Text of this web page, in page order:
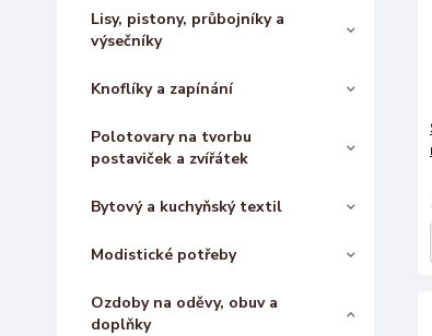
Lisy, pistony, průbojníky a
výsečníky
Knoflíky a zapínání
Polotovary na tvorbu
postaviček a zvířátek
Bytový a kuchyňský textil
Modistické potřeby
Ozdoby na oděvy, obuv a
doplňky